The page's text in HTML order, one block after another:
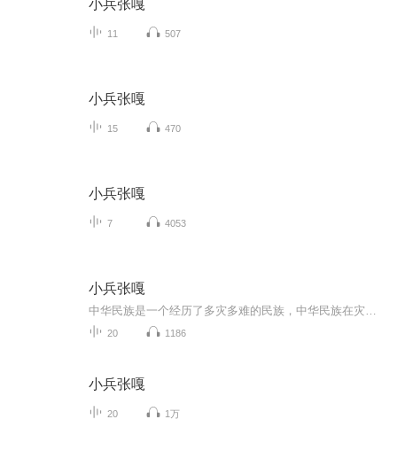
小兵张嘎
11 507
小兵张嘎
15 470
小兵张嘎
7 4053
小兵张嘎
20 1186
小兵张嘎
20 1万